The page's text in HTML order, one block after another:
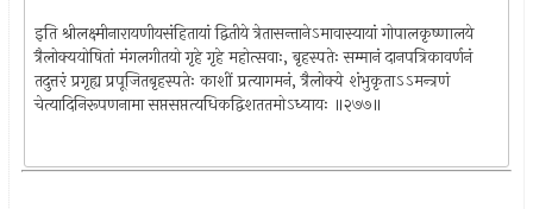
इति श्रीलक्ष्मीनारायणीयसंहितायां द्वितीये त्रेतासन्तानेऽमावास्यायां गोपालकृष्णालये
त्रैलोक्ययोषितां मंगलगीतयो गृहे गृहे महोत्सवाः, बृहस्पतेः सम्मानं दानपत्रिकावर्णनं
तदुत्तरं प्रगृह्य प्रपूजितबृहस्पतेः काशीं प्रत्यागमनं, त्रैलोक्ये शंभुकृताऽऽमन्त्रणं
चेत्यादिनिरूपणनामा सप्तसप्तत्यधिकद्विशततमोऽध्यायः ॥२७७॥